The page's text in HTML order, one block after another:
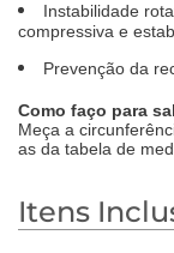
Instabilidade
compressiva e
Prevenção da
Como faço para
Meça a
as da tabela de
Itens